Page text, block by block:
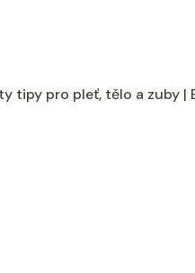
tipy pro pleť, tělo a zuby |